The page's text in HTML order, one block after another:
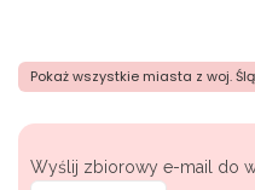
Pokaż wszystkie miasta z woj.
Wyślij zbiorowy e-mail do